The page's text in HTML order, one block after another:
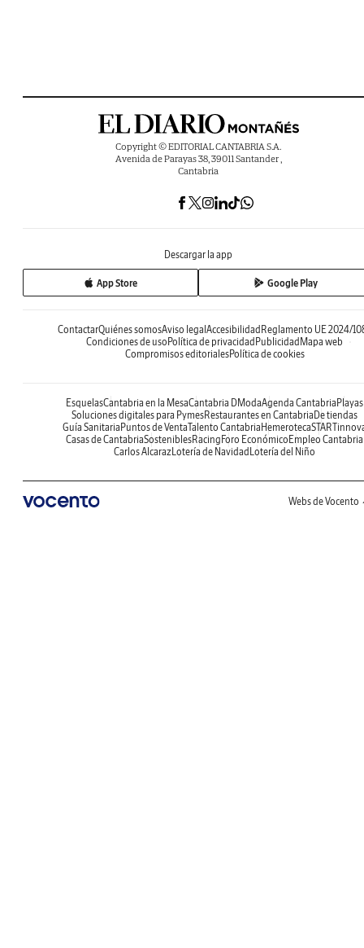
Copyright © EDITORIAL CANTABRIA S.A.
Avenida de Parayas 38, 39011 Santander ,
Cantabria
Descargar la app
App Store Google Play
ContactarQuiénes somosAviso legal Accesibilidad Reglamento UE 2024/
Condiciones de uso Política de privacidad Publicidad Mapa web
Compromisos editorialesPolítica de cookies
EsquelasCantabria en la MesaCantabria DModaAgenda Cantabria Playas
Soluciones digitales para PymesRestaurantes en Cantabria De tiendas
Guía Sanitaria Puntos de VentaTalento Cantabria Hemeroteca
Casas de CantabriaSosteniblesRacing Foro Económico Empleo Cantabria
Carlos AlcarazLotería de Navidad Lotería del Niño
Webs de Vocento